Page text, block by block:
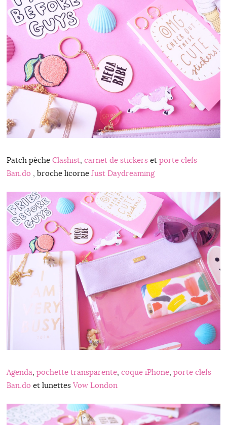
Patch pèche Clashist, carnet de stickerset porte clefs
Ban.do , broche licorne Just Daydreaming
Agenda, pochette transparente, coque iPhone, porte clefs
Ban.do et lunettes Vow London